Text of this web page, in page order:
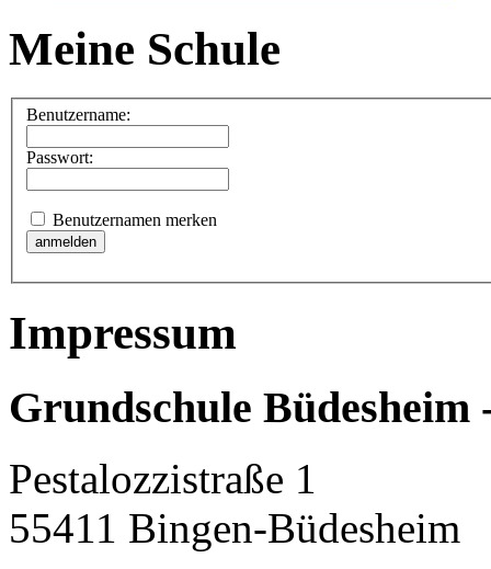
Meine Schule
Benutzername:
Passwort:
Benutzernamen merken
Impressum
Grundschule Büdesheim
Pestalozzistraße 1
55411 Bingen-Büdesheim